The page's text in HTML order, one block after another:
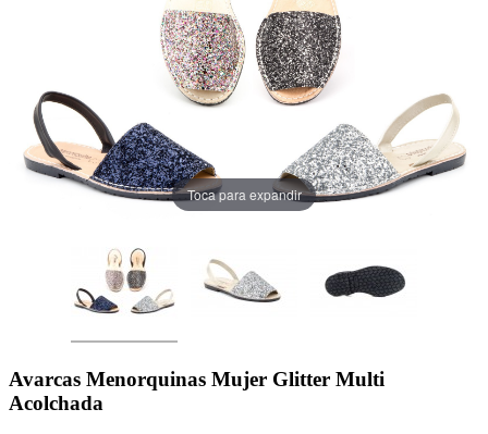
Toca para expandir
Avarcas Menorquinas Mujer Glitter Multi
Acolchada